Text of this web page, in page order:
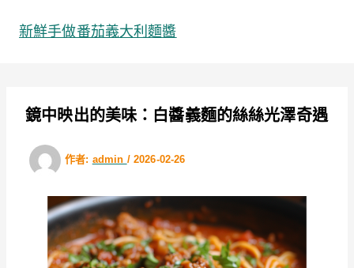
新鮮手做番茄義大利麵醬
鏡中映出的美味：白醬義麵的絲絲光澤奇遇
作者: admin / 2026-02-26